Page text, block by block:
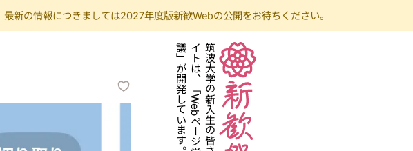
新の情報につきましては2027年度版新歓Webの公開をお待ちください。